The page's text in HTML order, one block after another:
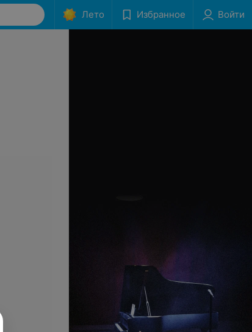
Лето Избранное Войти